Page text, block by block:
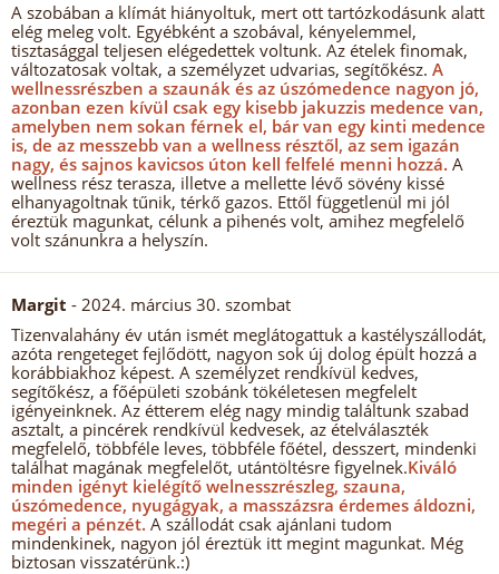
A szobában a klímát hiányoltuk, mert ott tartózkodásunk alatt
elég meleg volt. Egyébként a szobával, kényelemmel,
tisztasággal teljesen elégedettek voltunk. Az ételek finomak,
változatosak voltak, a személyzet udvarias, segítőkész. A
wellnessrészben a szaunák és az úszómedence nagyon jó,
azonban ezen kívül csak egy kisebb jakuzzis medence van,
amelyben nem sokan férnek el, bár van egy kinti medence
is, de az messzebb van a wellness résztől, az sem igazán
nagy, és sajnos kavicsos úton kell felfelé menni hozzá. A
wellness rész terasza, illetve a mellette lévő sövény kissé
elhanyagoltnak tűnik, térkő gazos. Ettől függetlenül mi jól
éreztük magunkat, célunk a pihenés volt, amihez megfelelő
volt szánunkra a helyszín.
Margit - 2024. március 30. szombat
Tizenvalahány év után ismét meglátogattuk a kastélyszállodát,
azóta rengeteget fejlődött, nagyon sok új dolog épült hozzá a
korábbiakhoz képest. A személyzet rendkívül kedves,
segítőkész, a főépületi szobánk tökéletesen megfelelt
igényeinknek. Az étterem elég nagy mindig találtunk szabad
asztalt, a pincérek rendkívül kedvesek, az ételválaszték
megfelelő, többféle leves, többféle főétel, desszert, mindenki
találhat magának megfelelőt, utántöltésre figyelnek.Kiváló
minden igényt kielégítő welnesszrészleg, szauna,
úszómedence, nyugágyak, a masszázsra érdemes áldozni,
megéri a pénzét. A szállodát csak ajánlani tudom
mindenkinek, nagyon jól éreztük itt megint magunkat. Még
biztosan visszatérünk.:)